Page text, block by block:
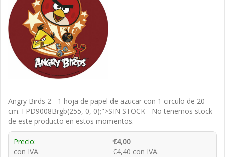
Angry Birds 2 - 1 hoja de papel de azucar con 1 circulo de 20
cm. FPD9008Brgb(255, 0, 0);">SIN STOCK - No tenemos stock
de este producto en estos momentos.
Precio:
€4,00
con IVA.
€4,40 con IVA.